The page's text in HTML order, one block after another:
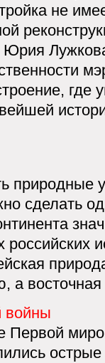
не
Юрия
где
природные
сделать
российских
а
войны
Первой